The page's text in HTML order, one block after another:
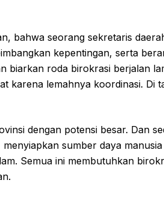
bahwa seorang sekretaris
kepentingan, serta
biarkan roda birokrasi berjalan
karena lemahnya koordinasi. Di
dengan potensi besar. Dan
sumber daya
Semua ini membutuhkan